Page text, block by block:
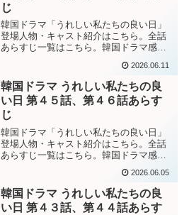
じ
韓国ドラマ「うれしい私たちの良い日」
登場人物・キャスト紹介はこちら。全話
あらすじ一覧はこちら。韓国ドラマ感想
れしい私たちの良い日」第４７話あらす
じウンエを尾行したスンリは、ウンエと
ギョルが仲良く同じ家に戻...
2026.06.11
韓国ドラマ うれしい私たちの良
い日 第４５話、第４６話あらす
じ
韓国ドラマ「うれしい私たちの良い日」
登場人物・キャスト紹介はこちら。全話
あらすじ一覧はこちら。韓国ドラマ感想
れしい私たちの良い日」第４５話あらす
じ ウンエとギョルが一緒に出勤している
のを目撃し、傷つくスン...
2026.06.05
韓国ドラマ うれしい私たちの良
い日 第４３話、第４４話あらす